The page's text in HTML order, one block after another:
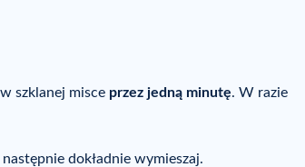
szklanej misce przez jedną minutę. W razie
dokładnie wymieszaj.